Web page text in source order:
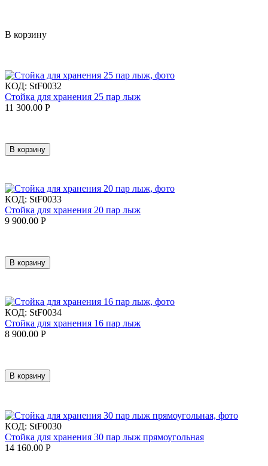
В корзину
КОД: StF0032
Стойка для хранения 25 пар лыж
11 300.00 Р
В корзину
КОД: StF0033
Стойка для хранения 20 пар лыж
9 900.00 Р
В корзину
КОД: StF0034
Стойка для хранения 16 пар лыж
8 900.00 Р
В корзину
КОД: StF0030
Стойка для хранения 30 пар лыж прямоугольная
14 160.00 Р